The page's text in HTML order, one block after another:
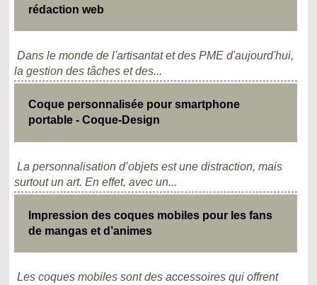
rédaction web
Dans le monde de l'artisantat et des PME d'aujourd'hui,
la gestion des tâches et des...
Coque personnalisée pour smartphone
portable - Coque-Design
La personnalisation d’objets est une distraction, mais
surtout un art. En effet, avec un...
Impression des coques mobiles pour les fans
de mangas et d’animes
Les coques mobiles sont des accessoires qui offrent